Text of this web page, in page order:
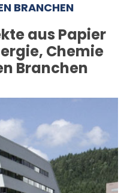
BRANCHEN
aus Papier
Chemie
Branchen